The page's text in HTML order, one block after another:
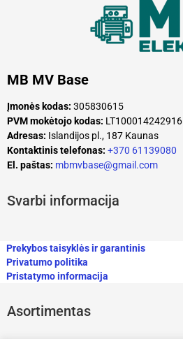
MB MV Base
Įmonės kodas: 305830615
PVM mokėtojo kodas: LT100014242916
Adresas: Islandijos pl., 187 Kaunas
Kontaktinis telefonas: +370 61139080
El. paštas: mbmvbase@gmail.com
Svarbi informacija
Prekybos taisyklės ir garantinis
Privatumo politika
Pristatymo informacija
Asortimentas